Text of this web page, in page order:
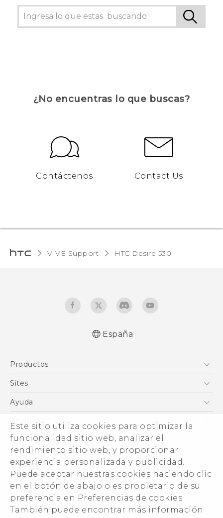
Este sitio utiliza cookies para optimizar la
funcionalidad sitio web, analizar el
rendimiento sitio web, y proporcionar
experiencia personalizada y publicidad.
Puede aceptar nuestras cookies haciendo clic
en el botón de abajo o es propietario de su
preferencia en Preferencias de cookies.
También puede encontrar más información
¿No encuentras lo que buscas?
Contáctenos Contact Us
VIVE Support HTC Desire 530‎
seguridad
English - Safety and regulatory guide
España
Productos
Smartphones
VIVE
Accesorios
Sites
HTC Vive
Inicio
Ayuda
eCommerce Support
About HTC
ESG
Información corporativa
Inversores (inglés)
Cookie Preferences
Trabaja con nosotros
Security and Privacy Whitepaper
© 2011-2026 HTC Corporation
Términos legales